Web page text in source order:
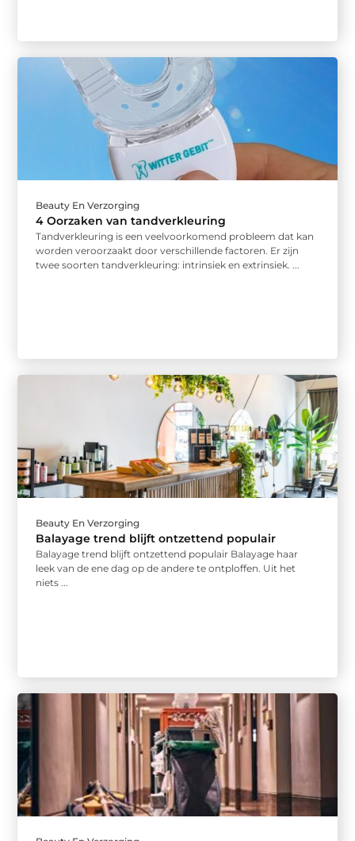
Beauty En Verzorging
4 Oorzaken van tandverkleuring
Tandverkleuring is een veelvoorkomend probleem dat kan
worden veroorzaakt door verschillende factoren. Er zijn
twee soorten tandverkleuring: intrinsiek en extrinsiek. ...
Beauty En Verzorging
Balayage trend blijft ontzettend populair
Balayage trend blijft ontzettend populair Balayage haar
leek van de ene dag op de andere te ontploffen. Uit het
niets ...